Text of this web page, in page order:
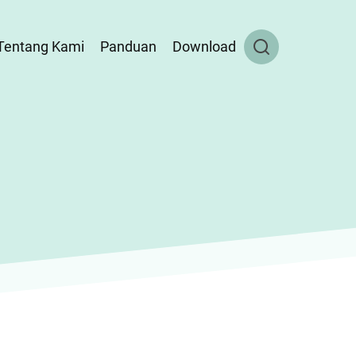
Kami Panduan Download